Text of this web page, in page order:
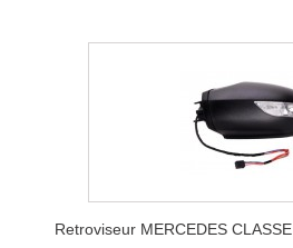
Retroviseur MERCEDES